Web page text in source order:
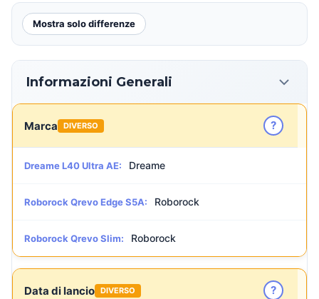
Mostra solo differenze
Informazioni Generali
Marca DIVERSO ?
Dreame L40 Ultra AE: Dreame
Roborock Qrevo Edge S5A: Roborock
Roborock Qrevo Slim: Roborock
Data di lancio DIVERSO ?